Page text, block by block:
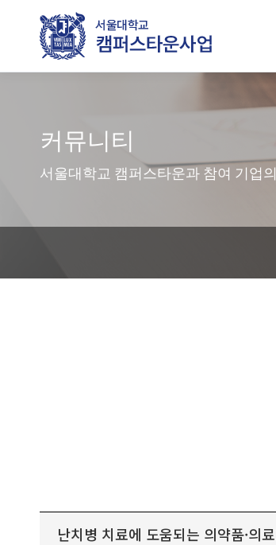
커뮤니티
서울대학교 캠퍼스타운과 참여 기업
난치병 치료에 도움되는 의약품·의